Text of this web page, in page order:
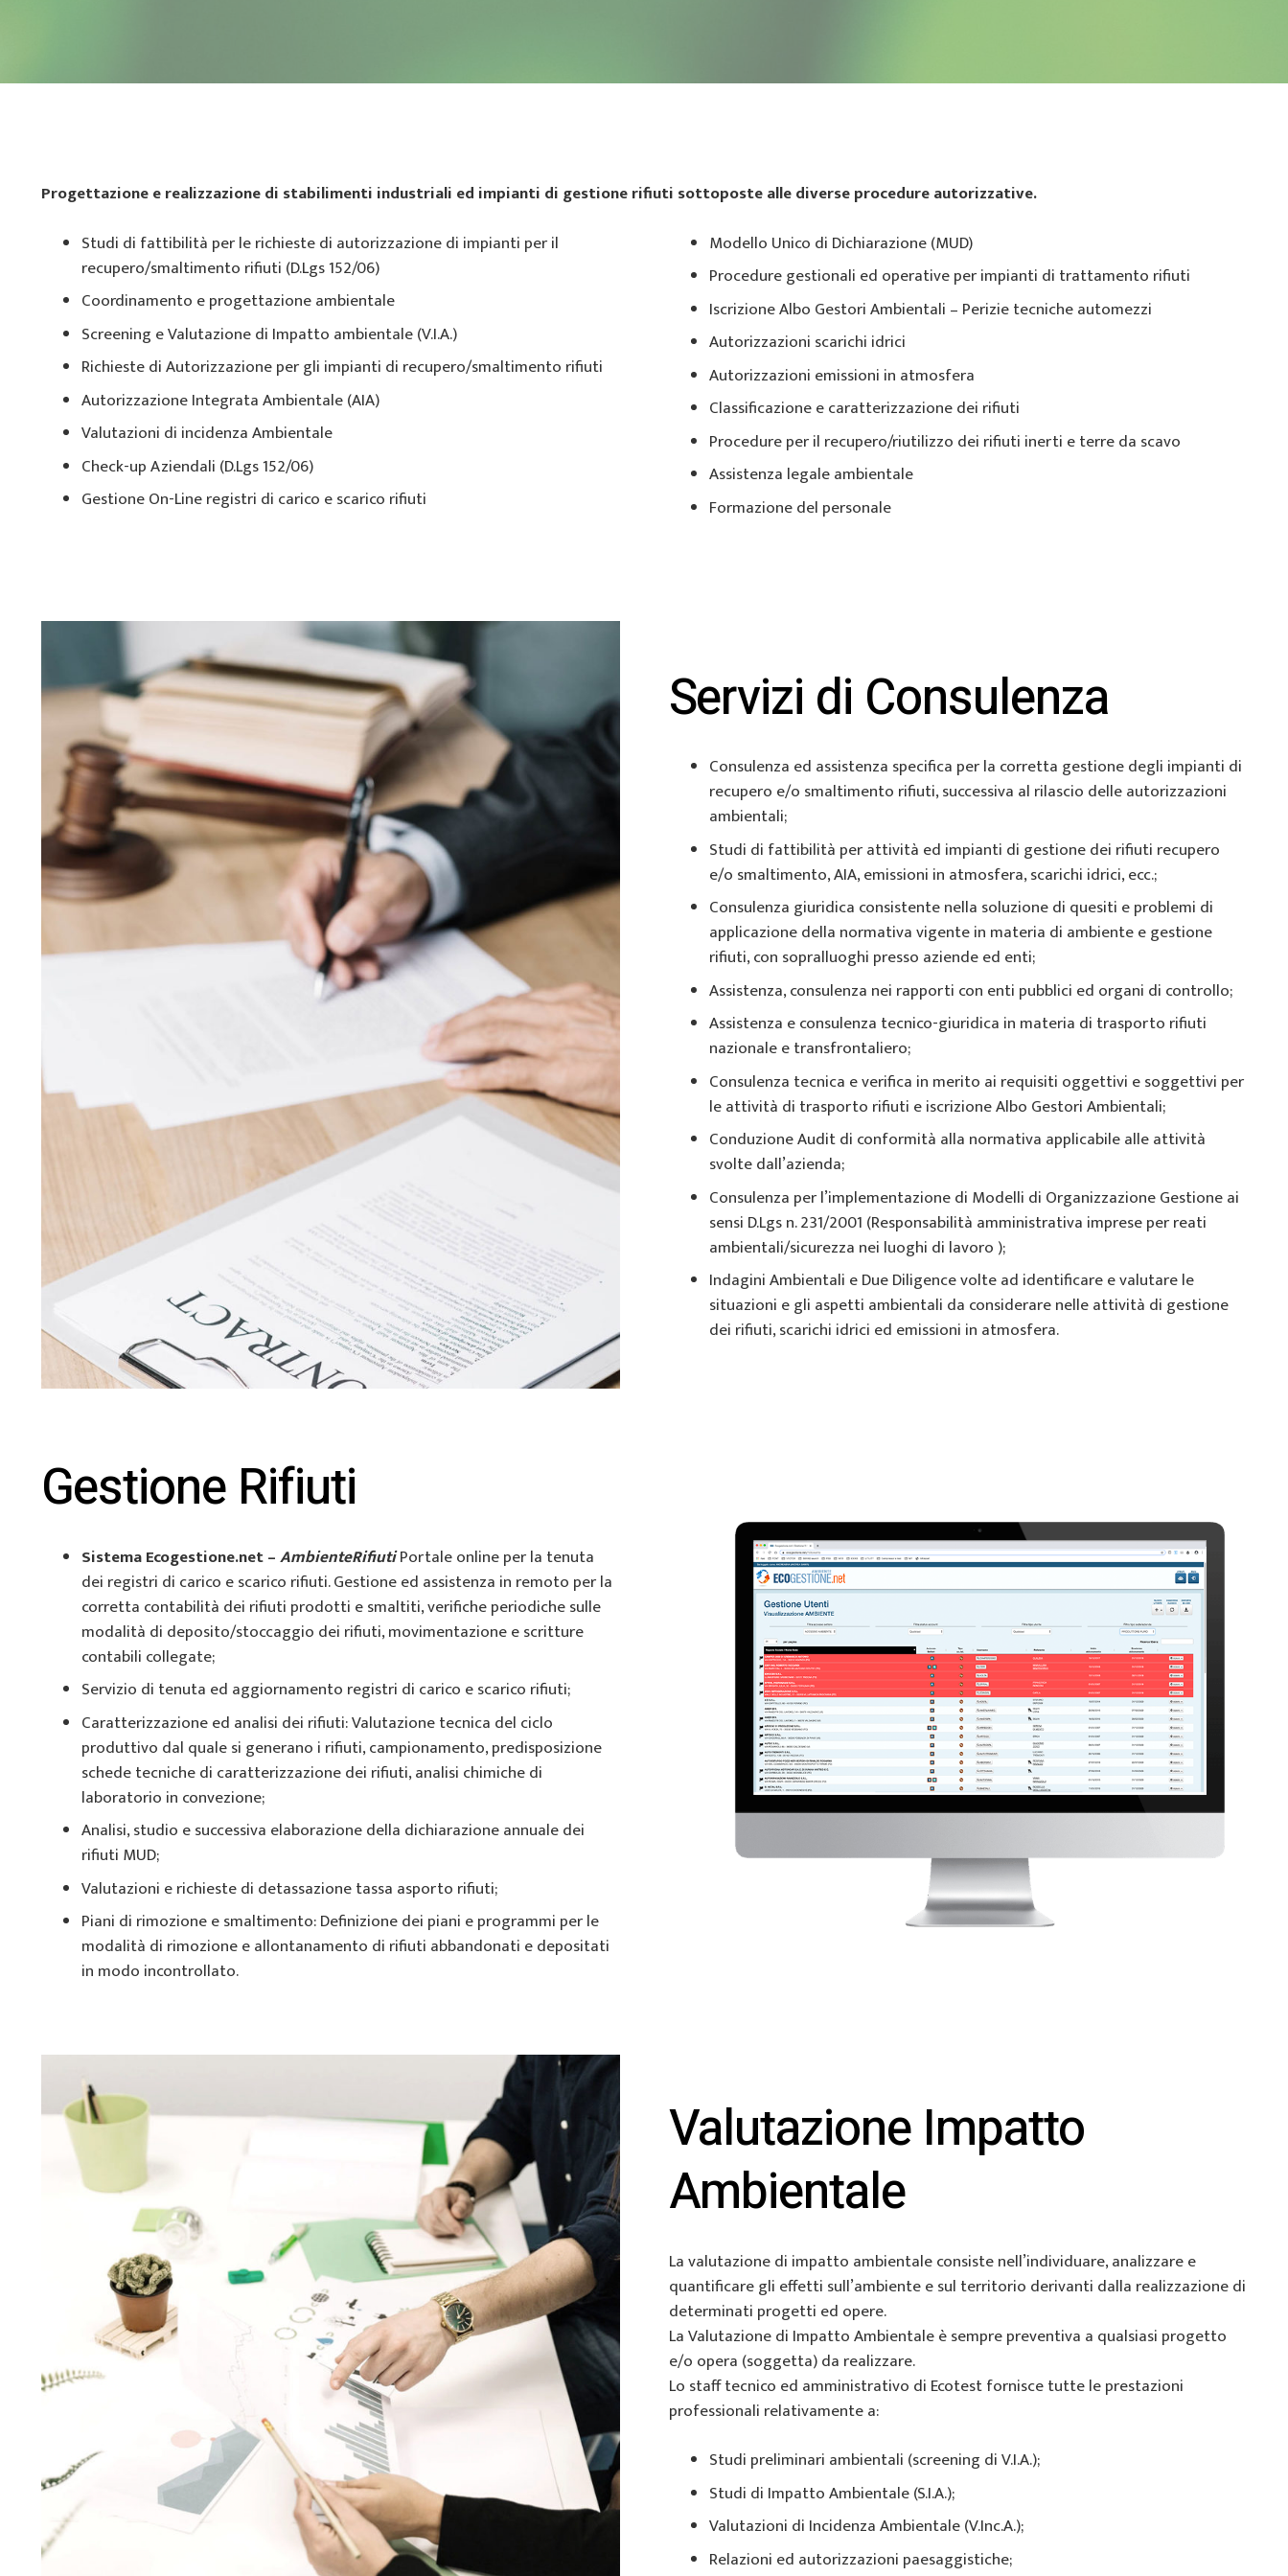
Progettazione e realizzazione di stabilimenti industriali ed impianti di gestione rifiuti sottoposte alle diverse procedure autorizzative.
Studi di fattibilità per le richieste di autorizzazione di impianti per il
recupero/smaltimento rifiuti (D.Lgs 152/06)
Coordinamento e progettazione ambientale
Screening e Valutazione di Impatto ambientale (V.I.A.)
Richieste di Autorizzazione per gli impianti di recupero/smaltimento rifiuti
Autorizzazione Integrata Ambientale (AIA)
Valutazioni di incidenza Ambientale
Check-up Aziendali (D.Lgs 152/06)
Gestione On-Line registri di carico e scarico rifiuti
Modello Unico di Dichiarazione (MUD)
Procedure gestionali ed operative per impianti di trattamento rifiuti
Iscrizione Albo Gestori Ambientali – Perizie tecniche automezzi
Autorizzazioni scarichi idrici
Autorizzazioni emissioni in atmosfera
Classificazione e caratterizzazione dei rifiuti
Procedure per il recupero/riutilizzo dei rifiuti inerti e terre da scavo
Assistenza legale ambientale
Formazione del personale
Servizi di Consulenza
Consulenza ed assistenza specifica per la corretta gestione degli impianti di
recupero e/o smaltimento rifiuti, successiva al rilascio delle autorizzazioni
ambientali;
Studi di fattibilità per attività ed impianti di gestione dei rifiuti recupero
e/o smaltimento, AIA, emissioni in atmosfera, scarichi idrici, ecc.;
Consulenza giuridica consistente nella soluzione di quesiti e problemi di
applicazione della normativa vigente in materia di ambiente e gestione
rifiuti, con sopralluoghi presso aziende ed enti;
Assistenza, consulenza nei rapporti con enti pubblici ed organi di controllo;
Assistenza e consulenza tecnico-giuridica in materia di trasporto rifiuti
nazionale e transfrontaliero;
Consulenza tecnica e verifica in merito ai requisiti oggettivi e soggettivi per
le attività di trasporto rifiuti e iscrizione Albo Gestori Ambientali;
Conduzione Audit di conformità alla normativa applicabile alle attività
svolte dall’azienda;
Consulenza per l’implementazione di Modelli di Organizzazione Gestione ai
sensi D.Lgs n. 231/2001 (Responsabilità amministrativa imprese per reati
ambientali/sicurezza nei luoghi di lavoro );
Indagini Ambientali e Due Diligence volte ad identificare e valutare le
situazioni e gli aspetti ambientali da considerare nelle attività di gestione
dei rifiuti, scarichi idrici ed emissioni in atmosfera.
Gestione Rifiuti
Sistema Ecogestione.net –AmbienteRifiutiPortale online per la tenuta
dei registri di carico e scarico rifiuti. Gestione ed assistenza in remoto per la
corretta contabilità dei rifiuti prodotti e smaltiti, verifiche periodiche sulle
modalità di deposito/stoccaggio dei rifiuti, movimentazione e scritture
contabili collegate;
Servizio di tenuta ed aggiornamento registri di carico e scarico rifiuti;
Caratterizzazione ed analisi dei rifiuti: Valutazione tecnica del ciclo
produttivo dal quale si generano i rifiuti, campionamento, predisposizione
schede tecniche di caratterizzazione dei rifiuti, analisi chimiche di
laboratorio in convezione;
Analisi, studio e successiva elaborazione della dichiarazione annuale dei
rifiuti MUD;
Valutazioni e richieste di detassazione tassa asporto rifiuti;
Piani di rimozione e smaltimento: Definizione dei piani e programmi per le
modalità di rimozione e allontanamento di rifiuti abbandonati e depositati
in modo incontrollato.
Valutazione Impatto
Ambientale
La valutazione di impatto ambientale consiste nell’individuare, analizzare e
quantificare gli effetti sull’ambiente e sul territorio derivanti dalla realizzazione di
determinati progetti ed opere.
La Valutazione di Impatto Ambientale è sempre preventiva a qualsiasi progetto
e/o opera (soggetta) da realizzare.
Lo staff tecnico ed amministrativo di Ecotest fornisce tutte le prestazioni
professionali relativamente a:
Studi preliminari ambientali (screening di V.I.A.);
Studi di Impatto Ambientale (S.I.A.);
Valutazioni di Incidenza Ambientale (V.Inc.A.);
Relazioni ed autorizzazioni paesaggistiche;